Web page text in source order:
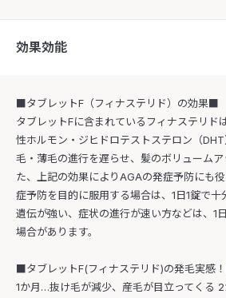
効果効能
■タブレットF（フィナステリド）の効果■
タブレットFに含まれているフィナステリド
性ホルモン・ジヒドロテストステロン（
毛・薄毛の進行を遅らせ、髪のボリューム
た、上記の効果によりAGAの発症予防にも
症予防を目的に服用する場合は、1日1錠で
遺伝が強い、症状の進行が速い方などは、1
場合があります。
■タブレットF(フィナステリド)の発毛実感
1か月…抜け毛が減少、産毛が目立ってくる